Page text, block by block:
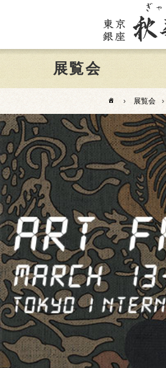
展覧会
› 展覧会 ›